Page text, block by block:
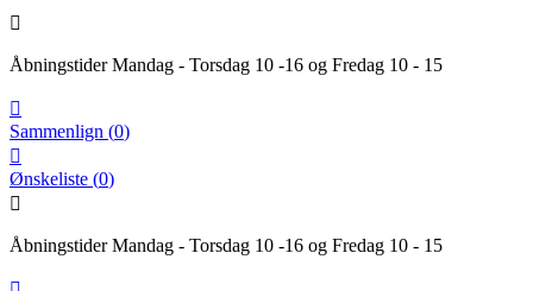

Åbningstider Mandag - Torsdag 10 -16 og Fredag 10 - 15

Sammenlign (0)

Ønskeliste (0)

Åbningstider Mandag - Torsdag 10 -16 og Fredag 10 - 15